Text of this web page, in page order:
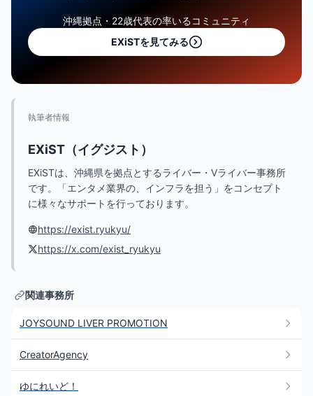
沖縄拠点・22歳代表の率いるコミュニティ
EXiSTを見てみる
執筆者情報
EXiST（イグジスト）
EXiSTは、沖縄県を拠点とするライバー・Vライバー事務所
です。「エンタメ業界の、インフラを担う」をコンセプト
に様々なサポートを行っております。
https://exist.ryukyu/
https://x.com/exist_ryukyu
関連事務所
JOYSOUND LIVER PROMOTION
CreatorAgency
ゆにれいど！